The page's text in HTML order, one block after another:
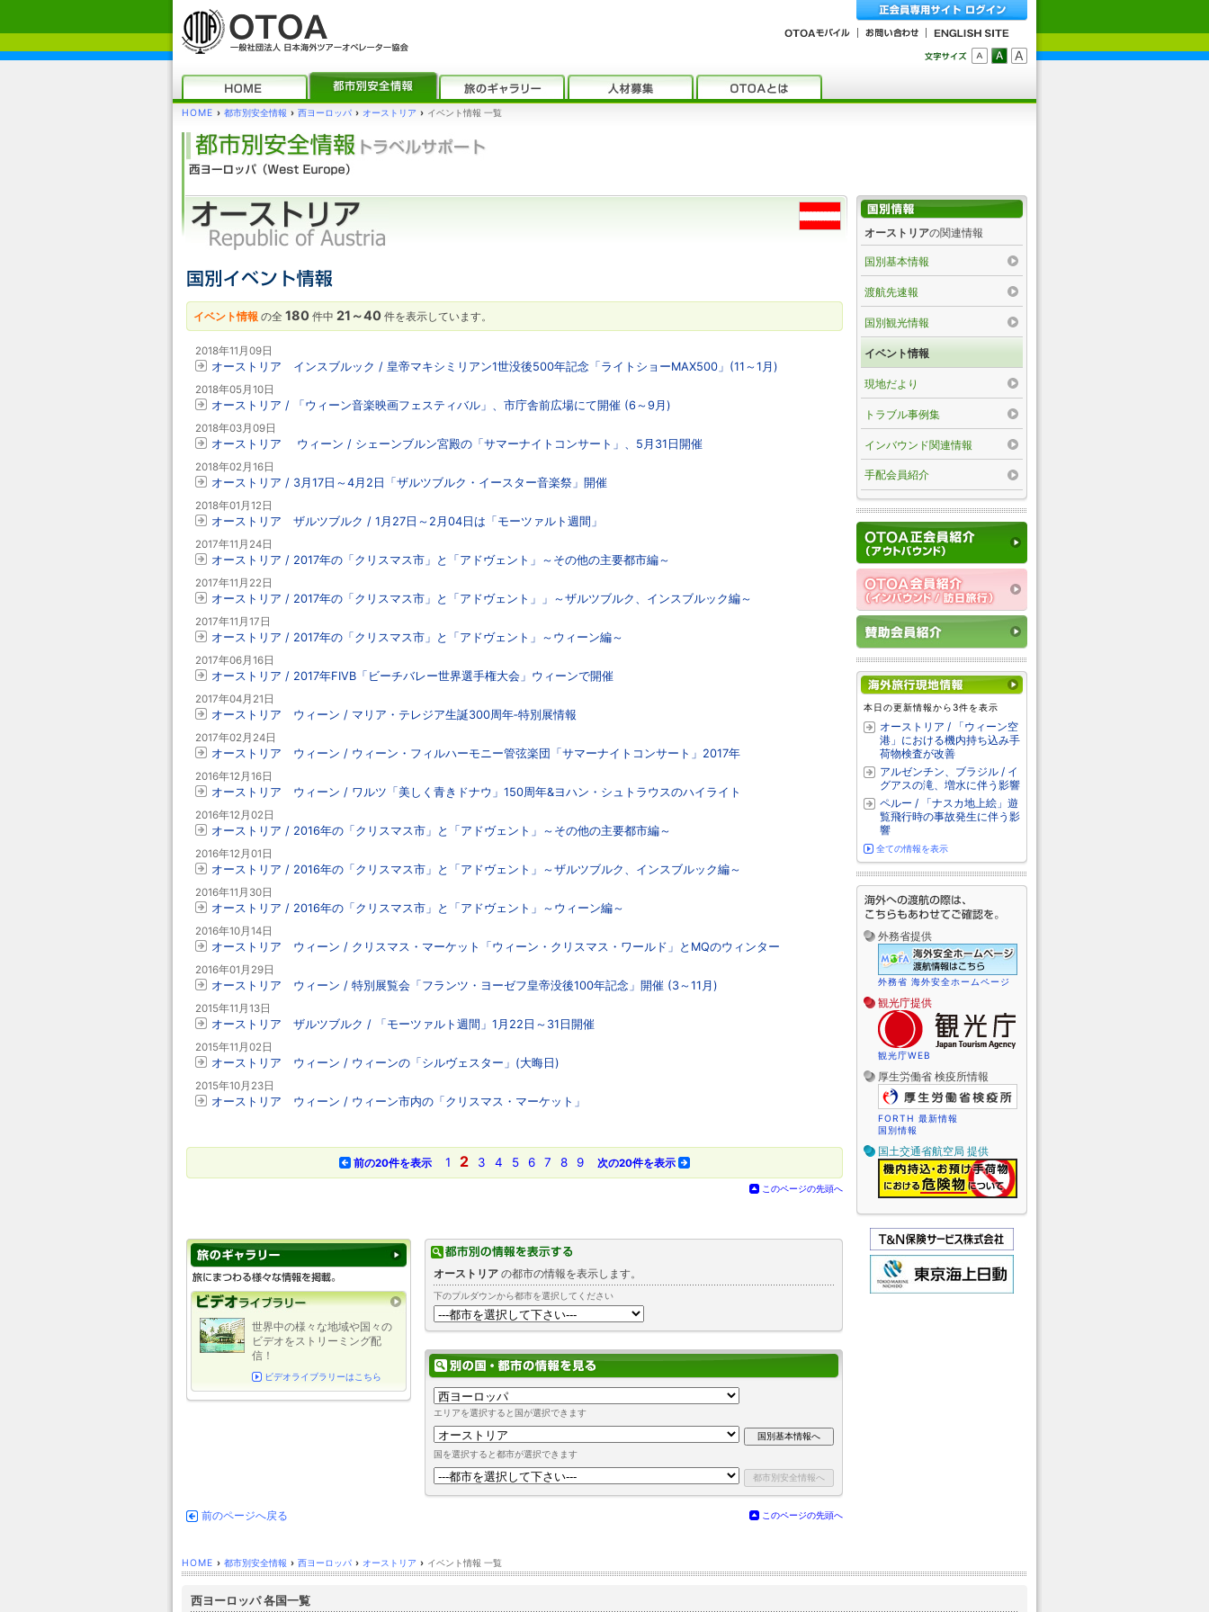
HOME › 都市別安全情報 › 西ヨーロッパ › オーストリア › イベント情報 一覧
イベント情報 の全 180 件中 21～40 件を表示しています。
2018年11月09日
オーストリア インスブルック / 皇帝マキシミリアン1世没後500年記念「ライトショーMAX500」(11～1月)
2018年05月10日
オーストリア / 「ウィーン音楽映画フェスティバル」、市庁舎前広場にて開催 (6～9月)
2018年03月09日
オーストリア ウィーン / シェーンブルン宮殿の「サマーナイトコンサート」、5月31日開催
2018年02月16日
オーストリア / 3月17日～4月2日「ザルツブルク・イースター音楽祭」開催
2018年01月12日
オーストリア ザルツブルク / 1月27日～2月04日は「モーツァルト週間」
2017年11月24日
オーストリア / 2017年の「クリスマス市」と「アドヴェント」～その他の主要都市編～
2017年11月22日
オーストリア / 2017年の「クリスマス市」と「アドヴェント」」～ザルツブルク、インスブルック編～
2017年11月17日
オーストリア / 2017年の「クリスマス市」と「アドヴェント」～ウィーン編～
2017年06月16日
オーストリア / 2017年FIVB「ビーチバレー世界選手権大会」ウィーンで開催
2017年04月21日
オーストリア ウィーン / マリア・テレジア生誕300周年‐特別展情報
2017年02月24日
オーストリア ウィーン / ウィーン・フィルハーモニー管弦楽団「サマーナイトコンサート」2017年
2016年12月16日
オーストリア ウィーン / ワルツ「美しく青きドナウ」150周年&ヨハン・シュトラウスのハイライト
2016年12月02日
オーストリア / 2016年の「クリスマス市」と「アドヴェント」～その他の主要都市編～
2016年12月01日
オーストリア / 2016年の「クリスマス市」と「アドヴェント」～ザルツブルク、インスブルック編～
2016年11月30日
オーストリア / 2016年の「クリスマス市」と「アドヴェント」～ウィーン編～
2016年10月14日
オーストリア ウィーン / クリスマス・マーケット「ウィーン・クリスマス・ワールド」とMQのウィンター
2016年01月29日
オーストリア ウィーン / 特別展覧会「フランツ・ヨーゼフ皇帝没後100年記念」開催 (3～11月)
2015年11月13日
オーストリア ザルツブルク / 「モーツァルト週間」1月22日～31日開催
2015年11月02日
オーストリア ウィーン / ウィーンの「シルヴェスター」(大晦日)
2015年10月23日
オーストリア ウィーン / ウィーン市内の「クリスマス・マーケット」
前の20件を表示 1 2 3 4 5 6 7 8 9 次の20件を表示
このページの先頭へ
オーストリア の都市の情報を表示します。
下のプルダウンから都市を選択してください
エリアを選択すると国が選択できます
国を選択すると都市が選択できます
世界中の様々な地域や国々の
ビデオをストリーミング配
信！
ビデオライブラリーはこちら
前のページへ戻る このページの先頭へ
オーストリアの関連情報
国別基本情報
渡航先速報
国別観光情報
イベント情報
現地だより
トラブル事例集
インバウンド関連情報
手配会員紹介
本日の更新情報から3件を表示
オーストリア / 「ウィーン空
港」における機内持ち込み手
荷物検査が改善
アルゼンチン、ブラジル / イ
グアスの滝、増水に伴う影響
ペルー / 「ナスカ地上絵」遊
覧飛行時の事故発生に伴う影
響
全ての情報を表示
外務省提供
外務省 海外安全ホームページ
観光庁提供
観光庁WEB
厚生労働省 検疫所情報
FORTH 最新情報
国別情報
国土交通省航空局 提供
HOME › 都市別安全情報 › 西ヨーロッパ › オーストリア › イベント情報 一覧
西ヨーロッパ 各国一覧